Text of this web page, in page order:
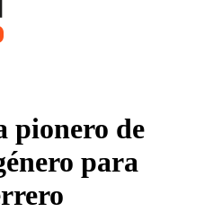
pionero de
para